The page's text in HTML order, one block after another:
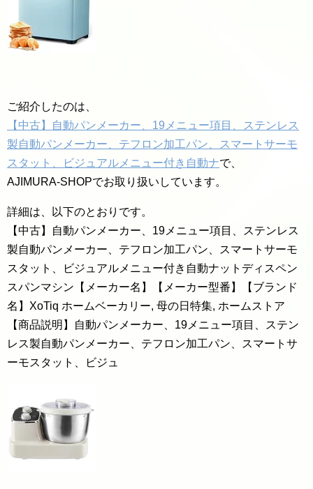
ご紹介したのは、
【中古】自動パンメーカー、19メニュー項目、ステンレス
製自動パンメーカー、テフロン加工パン、スマートサーモ
スタット、ビジュアルメニュー付き自動ナで、
AJIMURA-SHOPでお取り扱いしています。
詳細は、以下のとおりです。
【中古】自動パンメーカー、19メニュー項目、ステンレス
製自動パンメーカー、テフロン加工パン、スマートサーモ
スタット、ビジュアルメニュー付き自動ナットディスペン
スパンマシン【メーカー名】【メーカー型番】【ブランド
名】XoTiq ホームベーカリー, 母の日特集, ホームストア
【商品説明】自動パンメーカー、19メニュー項目、ステン
レス製自動パンメーカー、テフロン加工パン、スマートサ
ーモスタット、ビジュ